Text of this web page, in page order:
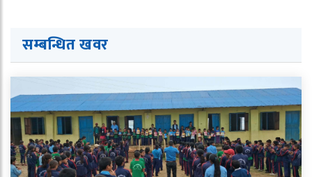
सम्बन्धित खवर